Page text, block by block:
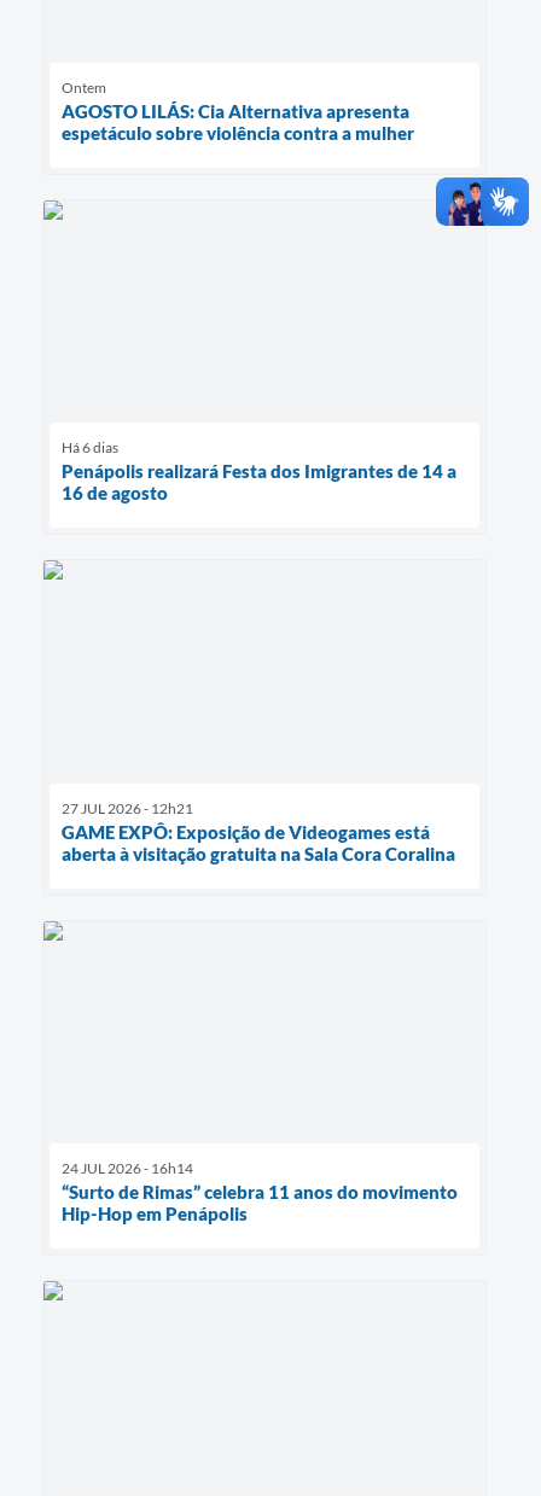
Ontem
AGOSTO LILÁS: Cia Alternativa apresenta
espetáculo sobre violência contra a mulher
Há 6 dias
Penápolis realizará Festa dos Imigrantes de 14 a
16 de agosto
27 JUL 2026 - 12h21
GAME EXPÔ: Exposição de Videogames está
aberta à visitação gratuita na Sala Cora Coralina
24 JUL 2026 - 16h14
“Surto de Rimas” celebra 11 anos do movimento
Hip-Hop em Penápolis